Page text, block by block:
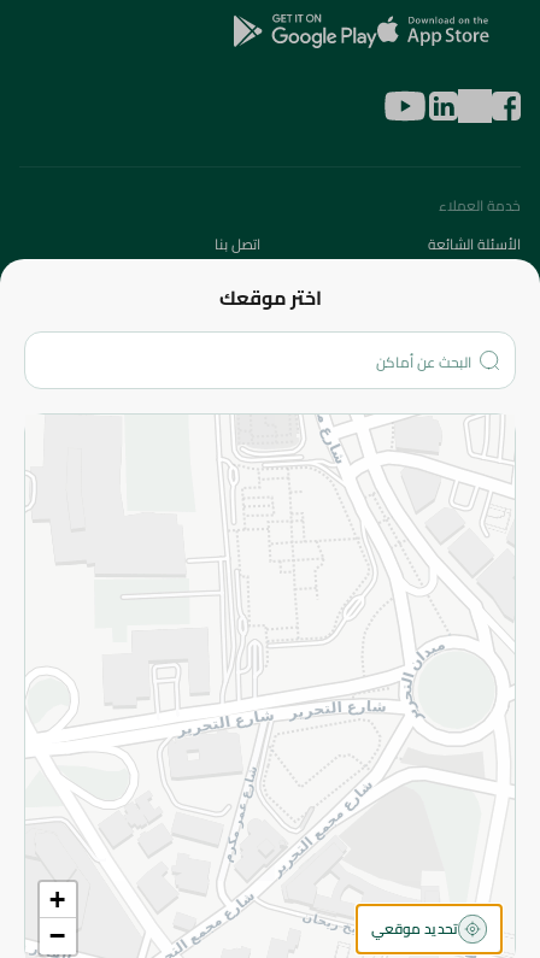
اختر موقعك
+
−
تحديد موقعي
خدمة العملاء
الأسئلة الشائعة
اتصل بنا
من نحن؟
الفروع
المزيد
الاسترجاع
سياسة الاستخدام
سياسة الخصوصية
قم بالتسجيل للنشرة
©2026 - Spinneys | جميع الحقوق محفوظة